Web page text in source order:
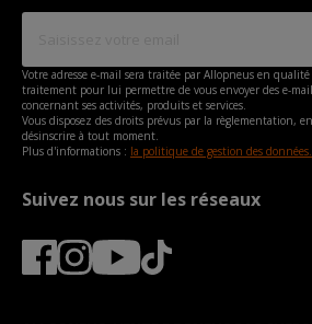
Votre adresse e-mail sera traitée par Allopneus en qualité
traitement pour lui permettre de vous envoyer des e-
concernant ses activités, produits et services.
Vous disposez des droits prévus par la règlementation,
désinscrire à tout moment.
Plus d'informations : la politique de gestion des données.
Suivez nous sur les réseaux